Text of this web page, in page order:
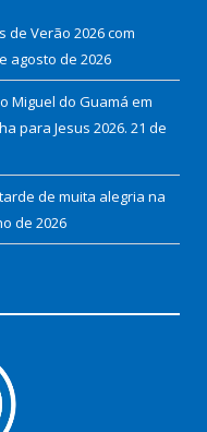
de Verão 2026 com
agosto de 2026
Miguel do Guamá em
para Jesus 2026. 21 de
de muita alegria na
de 2026